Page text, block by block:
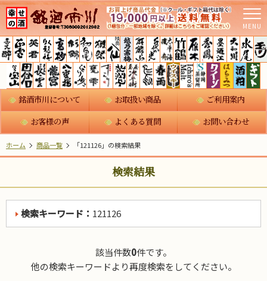
MENU
銘酒市川について お取扱い商品
ご利用案内
お客様の声
よくある質問 お問い合わせ
ホーム 商品一覧 「121126」の検索結果
検索結果
検索キーワード： 121126
該当件数0件です。
他の検索キーワードより再度検索をしてください。